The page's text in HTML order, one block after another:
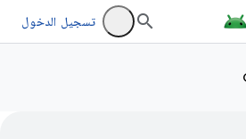
تسجيل الدخول